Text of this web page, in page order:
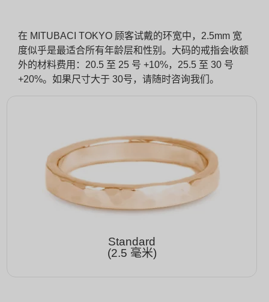
在 MITUBACI TOKYO 顾客试戴的环宽中，2.5mm 宽
度似乎是最适合所有年龄层和性别。大码的戒指会收额
外的材料费用：20.5 至 25 号 +10%，25.5 至 30 号
+20%。如果尺寸大于 30号，请随时咨询我们。
Standard
(2.5 毫米)